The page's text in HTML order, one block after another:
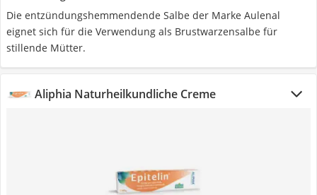
Die entzündungshemmendende Salbe der Marke Aulenal
eignet sich für die Verwendung als Brustwarzensalbe für
stillende Mütter.
Aliphia Naturheilkundliche Creme